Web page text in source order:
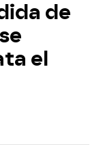
de
el